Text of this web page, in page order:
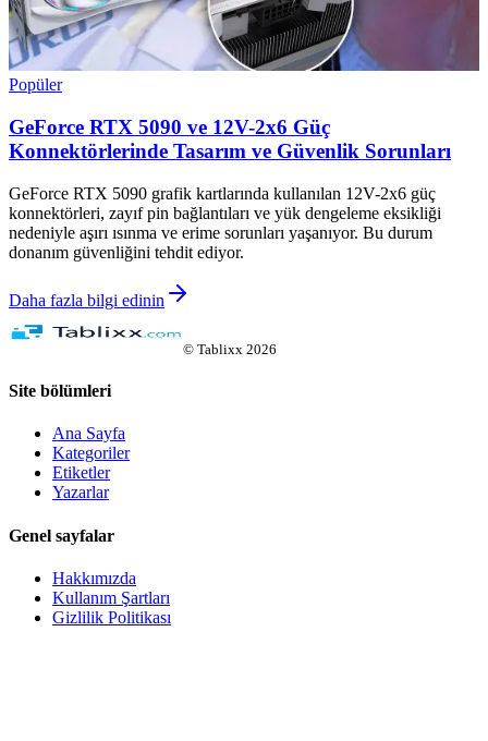
Popüler
GeForce RTX 5090 ve 12V-2x6 Güç
Konnektörlerinde Tasarım ve Güvenlik Sorunları
GeForce RTX 5090 grafik kartlarında kullanılan 12V-2x6 güç
konnektörleri, zayıf pin bağlantıları ve yük dengeleme eksikliği
nedeniyle aşırı ısınma ve erime sorunları yaşanıyor. Bu durum
donanım güvenliğini tehdit ediyor.
Daha fazla bilgi edinin
© Tablixx 2026
Site bölümleri
Ana Sayfa
Kategoriler
Etiketler
Yazarlar
Genel sayfalar
Hakkımızda
Kullanım Şartları
Gizlilik Politikası